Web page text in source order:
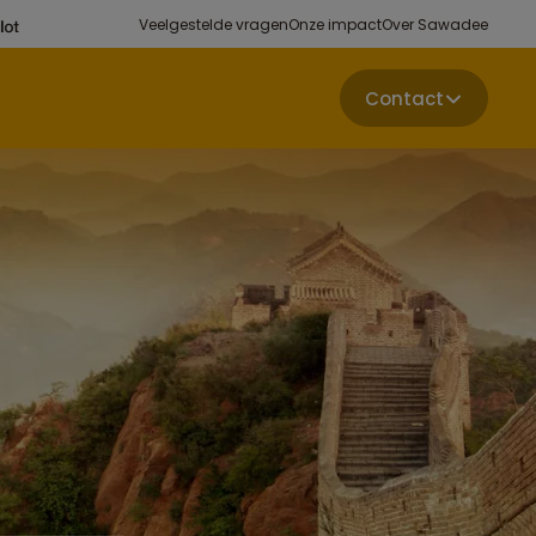
Veelgestelde vragenOnze impactOver Sawadee
Contact